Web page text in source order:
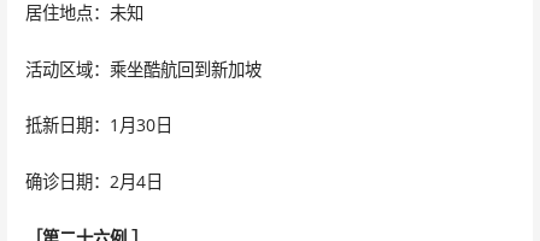
居住地点：未知
活动区域：乘坐酷航回到新加坡
抵新日期：1月30日
确诊日期：2月4日